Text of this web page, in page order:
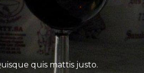
quis mattis justo.